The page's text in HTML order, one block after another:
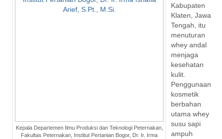
Kepala Departemen Ilmu Produksi dan Teknologi Peternakan,
Fakultas Peternakan, Institut Pertanian Bogor, Dr. Ir. Irma
Kabupaten
Klaten, Jawa
Tengah, itu
menuturan
whey andal
menjaga
kesehatan
kulit.
Penggunaan
kosmetik
berbahan
utama whey
susu sapi
ampuh